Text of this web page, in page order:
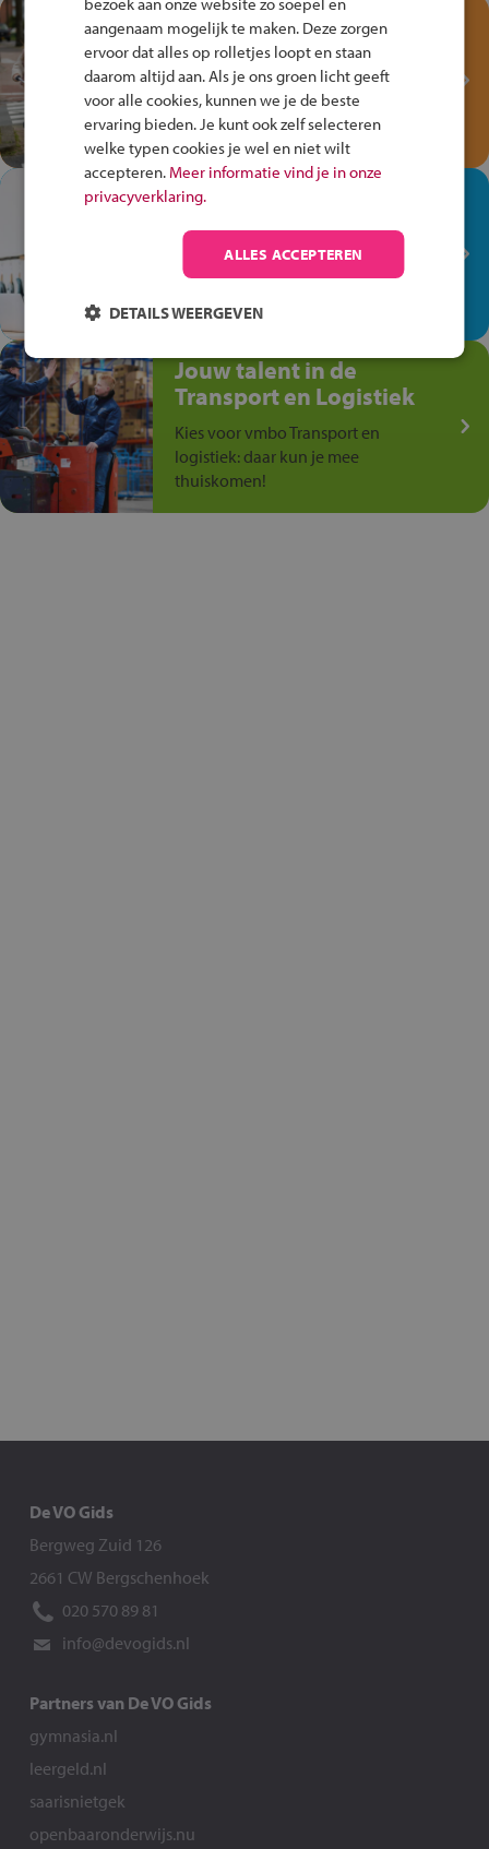
Test je kennis met het
Fiets Veilig
Verkeersspel!
Speel het Fiets Veilig Verkeersspel
en win een Cortina-fiets!
In de winkel ben je op je
plek!
Ontdek via het vmbo jouw talent
op de winkelvloer, waar elke dag
anders is!
Jouw talent in de
Transport en Logistiek
Kies voor vmbo Transport en
logistiek: daar kun je mee
thuiskomen!
De VO Gids
Bergweg Zuid 126
2661 CW Bergschenhoek
020 570 89 81
info@devogids.nl
Partners van De VO Gids
gymnasia.nl
leergeld.nl
saarisnietgek
openbaaronderwijs.nu
aangenaam mogelijk te maken. Deze zorgen
ervoor dat alles op rolletjes loopt en staan
daarom altijd aan. Als je ons groen licht geeft
voor alle cookies, kunnen we je de beste
ervaring bieden. Je kunt ook zelf selecteren
welke typen cookies je wel en niet wilt
accepteren. Meer informatie vind je in onze
privacyverklaring.
ALLES ACCEPTEREN
DETAILS WEERGEVEN